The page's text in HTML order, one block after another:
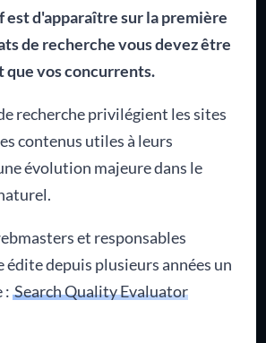
d'apparaître sur la première
de recherche vous devez être
que vos concurrents.
recherche privilégient les sites
contenus utiles à leurs
évolution majeure dans le
et responsables
édite depuis plusieurs années un
:Search Quality Evaluator